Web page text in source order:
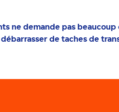
ne demande pas beaucoup
de taches de